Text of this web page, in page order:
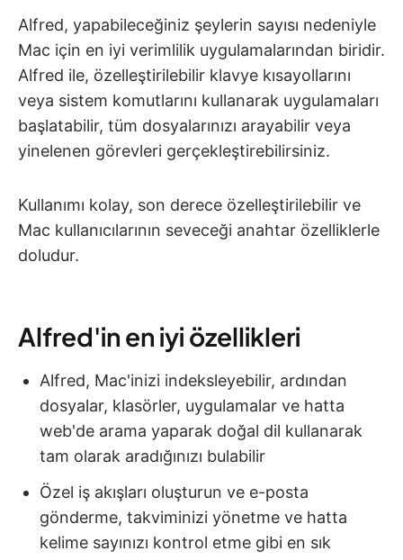
Alfred, yapabileceğiniz şeylerin sayısı nedeniyle
Mac için en iyi verimlilik uygulamalarından biridir.
Alfred ile, özelleştirilebilir klavye kısayollarını
veya sistem komutlarını kullanarak uygulamaları
başlatabilir, tüm dosyalarınızı arayabilir veya
yinelenen görevleri gerçekleştirebilirsiniz.
Kullanımı kolay, son derece özelleştirilebilir ve
Mac kullanıcılarının seveceği anahtar özelliklerle
doludur.
Alfred'in en iyi özellikleri
Alfred, Mac'inizi indeksleyebilir, ardından
dosyalar, klasörler, uygulamalar ve hatta
web'de arama yaparak doğal dil kullanarak
tam olarak aradığınızı bulabilir
Özel iş akışları oluşturun ve e-posta
gönderme, takviminizi yönetme ve hatta
kelime sayınızı kontrol etme gibi en sık